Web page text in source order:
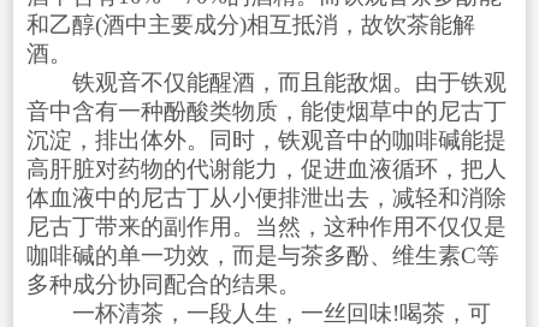
和乙醇(酒中主要成分)相互抵消，故饮茶能解
酒。
铁观音不仅能醒酒，而且能敌烟。由于铁观
音中含有一种酚酸类物质，能使烟草中的尼古丁
沉淀，排出体外。同时，铁观音中的咖啡碱能提
高肝脏对药物的代谢能力，促进血液循环，把人
体血液中的尼古丁从小便排泄出去，减轻和消除
尼古丁带来的副作用。当然，这种作用不仅仅是
咖啡碱的单一功效，而是与茶多酚、维生素C等
多种成分协同配合的结果。
一杯清茶，一段人生，一丝回味!喝茶，可